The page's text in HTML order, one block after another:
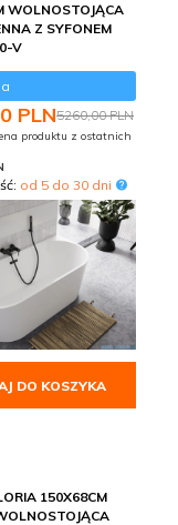
WOLNOSTOJĄCA
Z SYFONEM
V
PLN5260,00 PLN
produktu z ostatnich
od 5 do 30 dni
DO KOSZYKA
150X68CM